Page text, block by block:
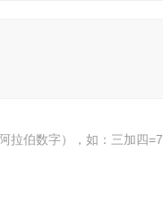
拉伯数字），如：三加四=7